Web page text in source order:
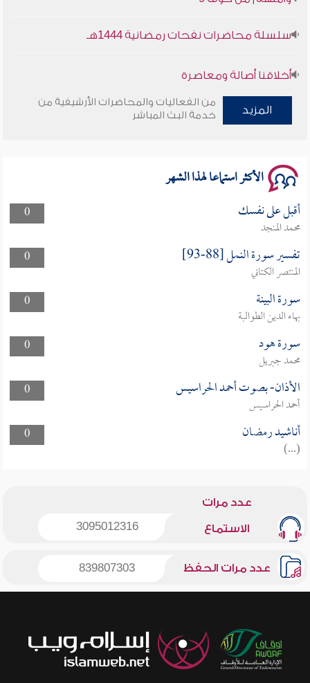
سلسلة محاضرات نفحات رمضانية 1444هـ
أخلاقنا أصالة ومعاصرة
وأمنهم من خوف 9
المزيد
من الفعاليات والمحاضرات الأرشيفية من
خدمة البث المباشر
الأكثر استماعا لهذا الشهر
0 أقبل على نفسك
محمد المنجد
0
تفسير سورة النمل [88-93]
المنتصر الكتاني
0
سورة البينة
بهاء الدين الطوالبة
0
سورة هود
محمد جبريل
0
الأذان- بصوت أحمد الحراسيس
أحمد الحراسيس
0
أناشيد رمضان
(...)
عدد مرات
الاستماع 3095012316
عدد مرات الحفظ 839807303